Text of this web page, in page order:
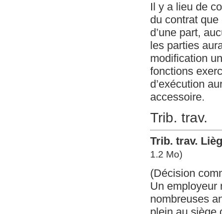
Il y a lieu de
du contrat
d’une part,
les parties
modification
fonctions
d’exécution
accessoire.
Trib. trav.
Trib. trav.
1.2 Mo)
(Décision
Un employeur
nombreuses